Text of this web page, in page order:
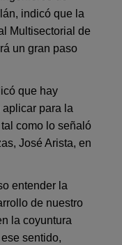
indicó que la
Multisectorial de
un gran paso
que hay
para la
como lo señaló
José Arista, en
entender la
de nuestro
la coyuntura
sentido,